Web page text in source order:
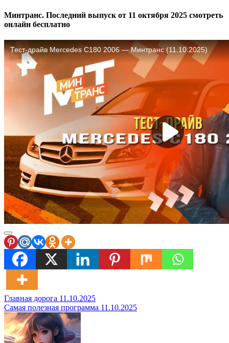
Минтранс. Последний выпуск от 11 октября 2025 смотреть
онлайн бесплатно
Навигация
по
записям
Главная дорога 11.10.2025
Самая полезная программа 11.10.2025